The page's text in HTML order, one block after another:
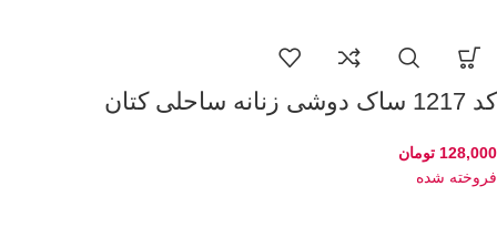
کد 1217 ساک دوشی زنانه ساحلی کتان
128,000 تومان
فروخته شده